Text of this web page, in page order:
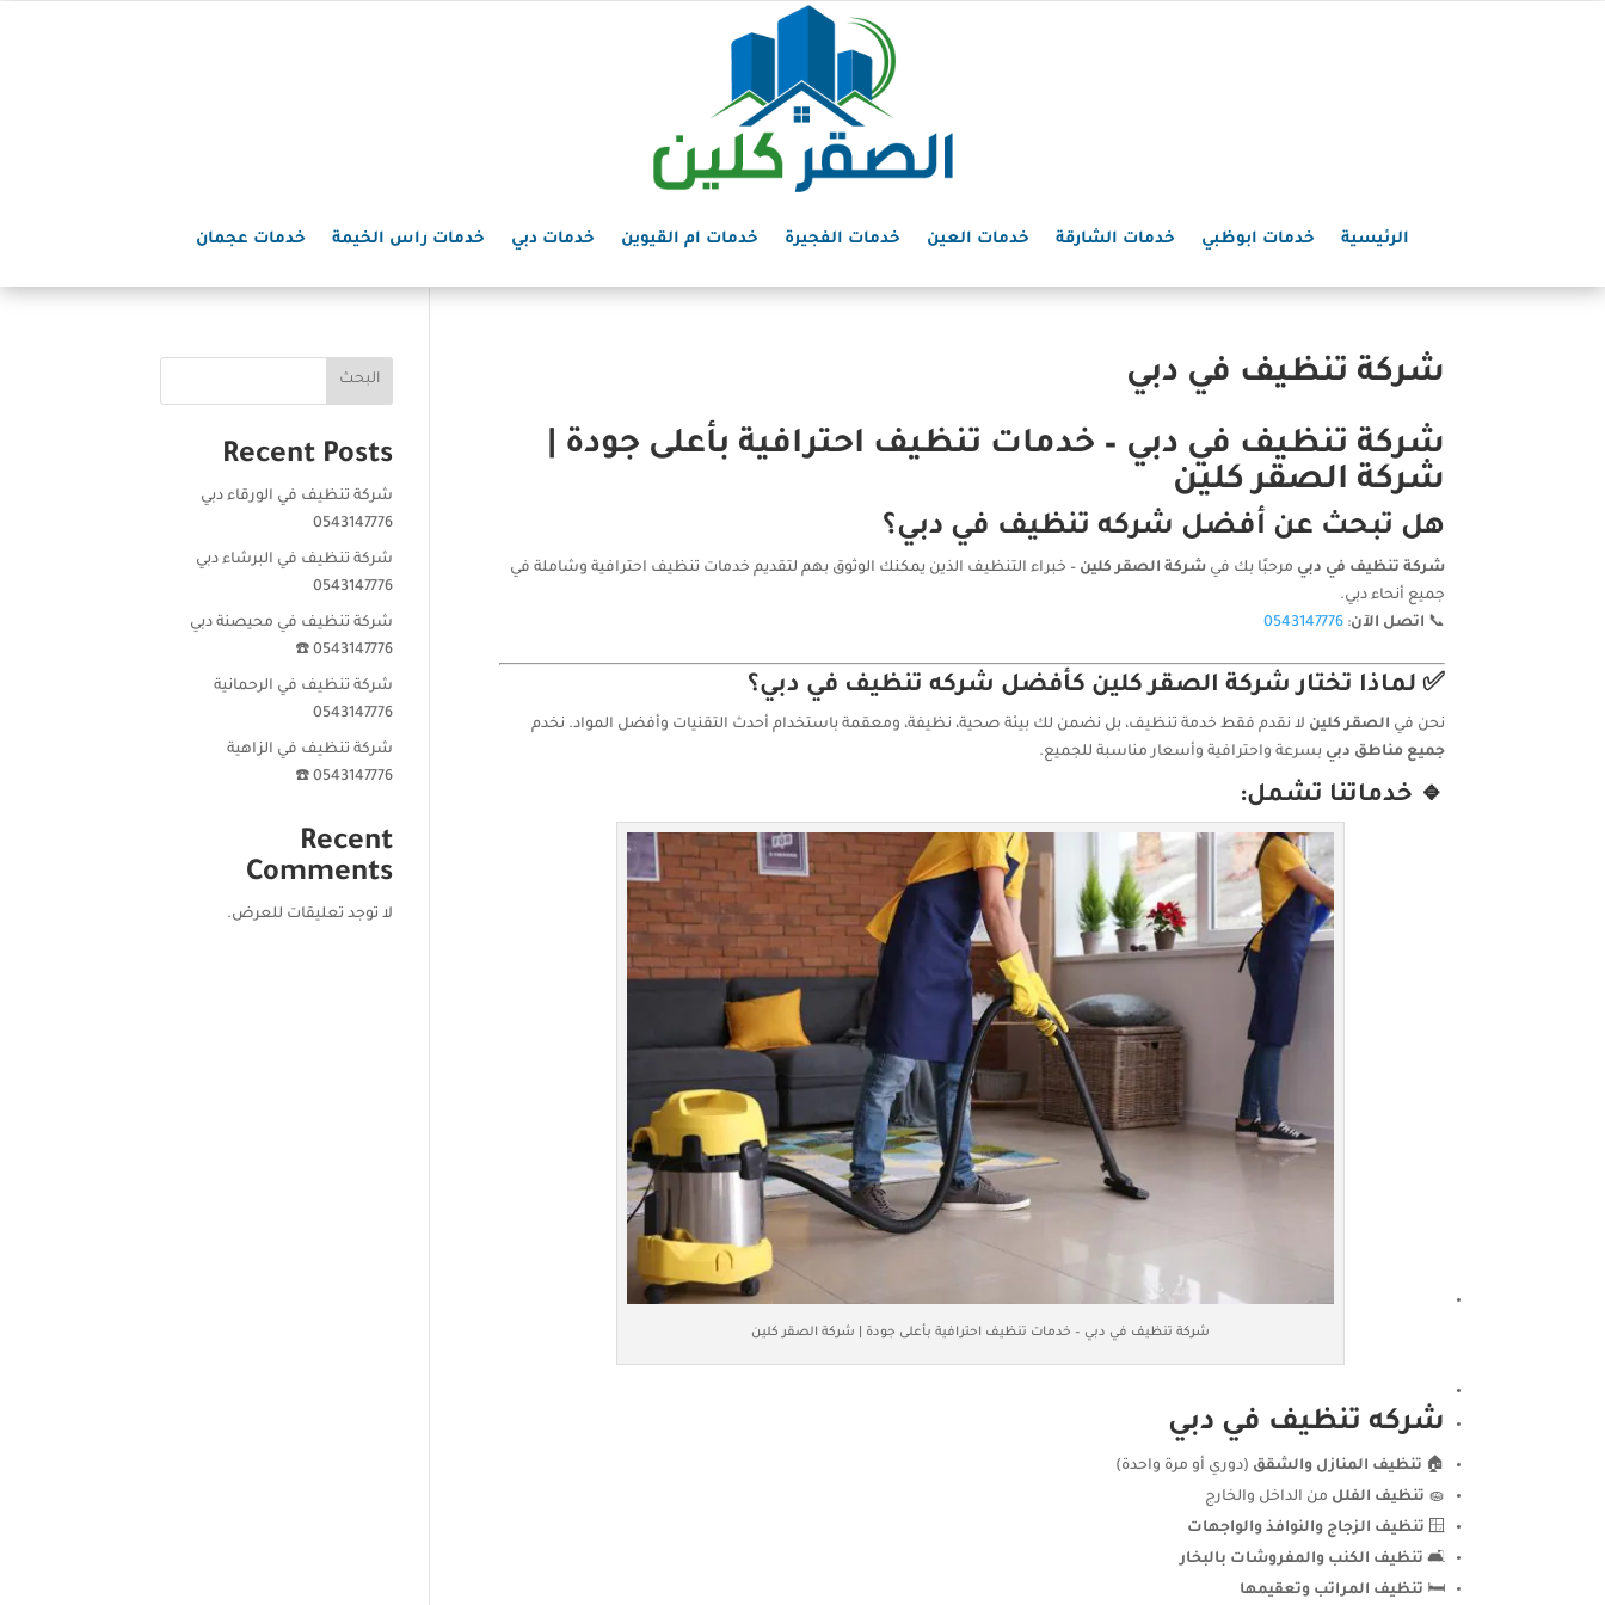
الرئيسية خدمات ابوظبي خدمات الشارقة خدمات العين خدمات الفجيرة خدمات ام القيوين خدمات دبي خدمات راس الخيمة خدمات عجمان
شركة تنظيف في دبي
شركة تنظيف في دبي – خدمات تنظيف احترافية بأعلى جودة |
شركة الصقر كلين
هل تبحث عن أفضل شركه تنظيف في دبي؟
شركة تنظيف في دبي مرحبًا بك فيشركة الصقر كلين – خبراء التنظيف الذين يمكنك الوثوق بهم لتقديم خدمات تنظيف احترافية وشاملة في
جميع أنحاء دبي.
📞 اتصل الآن:
0543147776
✅ لماذا تختار شركة الصقر كلين كأفضل شركه تنظيف في دبي؟
نحن في الصقر كلين لا نقدم فقط خدمة تنظيف، بل نضمن لك بيئة صحية، نظيفة، ومعقمة باستخدام أحدث التقنيات وأفضل المواد. نخدم
جميع مناطق دبي بسرعة واحترافية وأسعار مناسبة للجميع.
🔹 خدماتنا تشمل:
شركة تنظيف في دبي – خدمات تنظيف احترافية بأعلى جودة | شركة الصقر كلين
شركه تنظيف في دبي
🏠 تنظيف المنازل والشقق (دوري أو مرة واحدة)
🧽 تنظيف الفلل من الداخل والخارج
🪟 تنظيف الزجاج والنوافذ والواجهات
🛋️ تنظيف الكنب والمفروشات بالبخار
🛏️ تنظيف المراتب وتعقيمها
البحث
Recent Posts
شركة تنظيف في الورقاء دبي
0543147776
شركة تنظيف في البرشاء دبي
0543147776
شركة تنظيف في محيصنة دبي
0543147776 ☎️
شركة تنظيف في الرحمانية
0543147776
شركة تنظيف في الزاهية
0543147776 ☎️
Recent
Comments
لا توجد تعليقات للعرض.